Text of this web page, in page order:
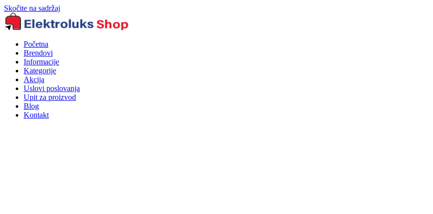
Skočite na sadržaj
Početna
Brendovi
Informacije
Kategorije
Akcija
Uslovi poslovanja
Upit za proizvod
Blog
Kontakt